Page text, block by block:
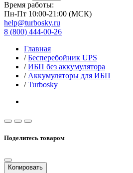
Время работы:
Пн-Пт 10:00-21:00 (МСК)
help@turbosky.ru
8 (800) 444-00-26
Главная
/Бесперебойник UPS
/ИБП без аккумулятора
/ Аккумуляторы для ИБП
/Turbosky
Поделитесь товаром
Копировать